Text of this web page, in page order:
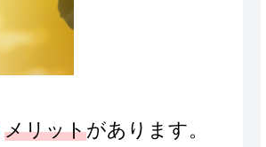
メリットがあります。